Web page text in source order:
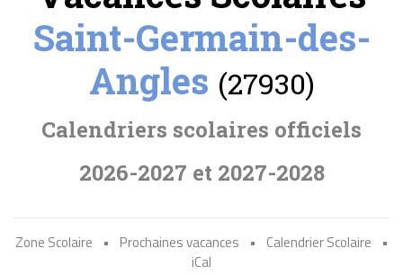
Saint-Germain-des-
Angles (27930)
Calendriers scolaires officiels
2026-2027 et 2027-2028
Zone Scolaire • Prochaines vacances • Calendrier Scolaire
•
iCal